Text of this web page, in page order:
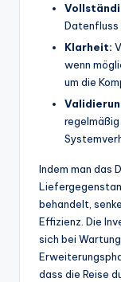
Datenfluss
Klarheit:
wenn
um die
Indem man das
behandelt,
Effizienz. Die
sich bei
dass die Reise